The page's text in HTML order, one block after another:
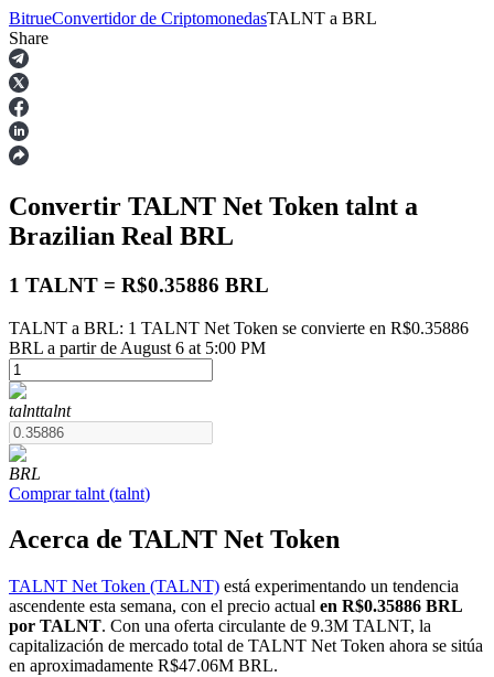
Futuros
Futuros del USDT
Futuros COIN-M
Futuros de criptomonedas
BitrueConvertidor de CriptomonedasTALNT a BRL
Share
Convertir TALNT Net Token talnt a
Brazilian Real BRL
1 TALNT = R$0.35886 BRL
TALNT a BRL: 1 TALNT Net Token se convierte en R$0.35886
BRL a partir de August 6 at 5:00 PM
talnttalnt
BRL
Comprar talnt (talnt)
Acerca de TALNT Net Token
TALNT Net Token (TALNT) está experimentando un tendencia
ascendente esta semana, con el precio actual en R$0.35886 BRL
por TALNT. Con una oferta circulante de 9.3M TALNT, la
capitalización de mercado total de TALNT Net Token ahora se sitúa
en aproximadamente R$47.06M BRL.